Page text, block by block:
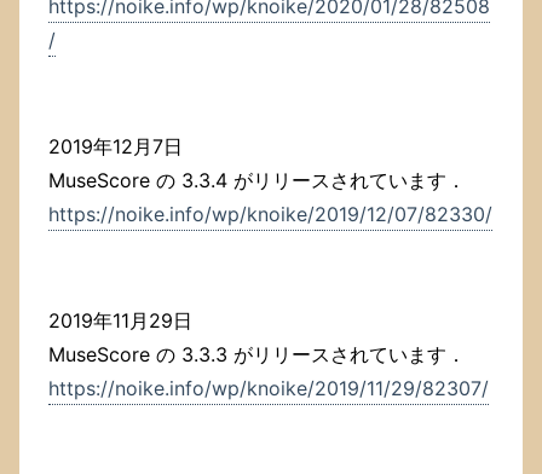
https://noike.info/wp/knoike/2020/01/28/82508
/
2019年12月7日
MuseScore の 3.3.4 がリリースされています．
https://noike.info/wp/knoike/2019/12/07/82330/
2019年11月29日
MuseScore の 3.3.3 がリリースされています．
https://noike.info/wp/knoike/2019/11/29/82307/